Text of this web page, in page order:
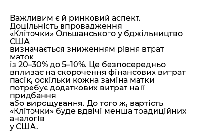
Важливим є й ринковий аспект.
Доцільність впровадження
«Кліточки» Ольшанського у бджільництво
США
визначається зниженням рівня втрат
маток
із 20–30% до 5–10%. Це безпосередньо
впливає на скорочення фінансових витрат
пасік, оскільки кожна заміна матки
потребує додаткових витрат на її
придбання
або вирощування. До того ж, вартість
«Кліточки» буде вдвічі менша традиційних
аналогів
у США.